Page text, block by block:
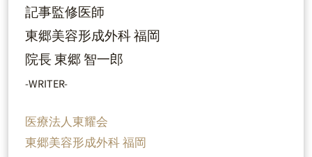
記事監修医師
東郷美容形成外科 福岡
院長 東郷 智一郎
-WRITER-
医療法人東耀会
東郷美容形成外科 福岡